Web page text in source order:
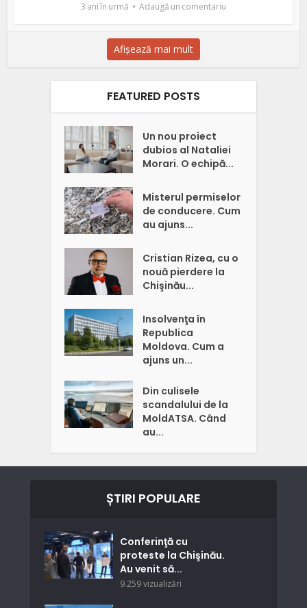
3 ani în urmă Adaugă un comentariu
Afișează mai mult
FEATURED POSTS
Un nou proiect
dubios al Nataliei
Morari. O echipă...
Misterul permiselor
de conducere. Cum
au ajuns...
Cristian Rizea, cu o
nouă pierdere la
Chişinău...
Insolvenţa în
Republica
Moldova. Cum a
ajuns un...
Din culisele
scandalului de la
MoldATSA. Când
au...
ȘTIRI POPULARE
Conferinţă cu
proteste la Chişinău.
Au venit să...
9.259 vizualizări